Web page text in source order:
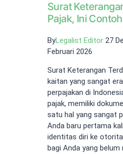
Surat
Pajak, Ini
ByLegalist Editor 27
Februari 2026
Surat Keterangan
kaitan yang sangat
perpajakan di
pajak, memiliki
satu hal yang sangat
Anda baru pertama
identitas diri ke
bagi Anda yang